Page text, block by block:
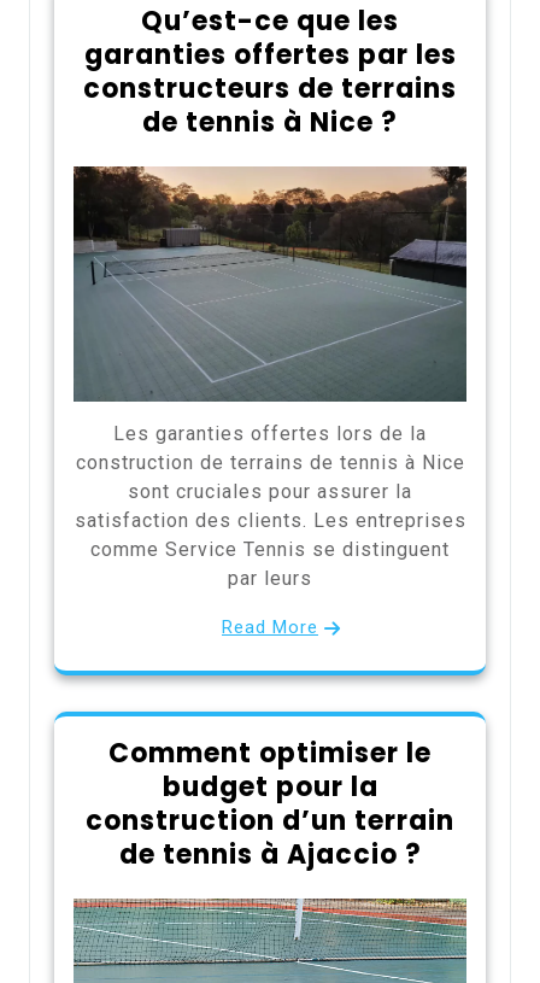
Qu’est-ce que les
garanties offertes par les
constructeurs de terrains
de tennis à Nice ?
Les garanties offertes lors de la
construction de terrains de tennis à Nice
sont cruciales pour assurer la
satisfaction des clients. Les entreprises
comme Service Tennis se distinguent
par leurs
Read More
Comment optimiser le
budget pour la
construction d’un terrain
de tennis à Ajaccio ?